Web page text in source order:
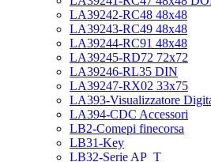
LA39242-RC48 48x48
LA39243-RC49 48x48
LA39244-RC91 48x48
LA39245-RD72 72x72
LA39246-RL35 DIN
LA39247-RX02 33x75
LA393-Visualizzatore
LA394-CDC Accessori
LB2-Comepi finecorsa
LB31-Key
LB32-Serie AP_T